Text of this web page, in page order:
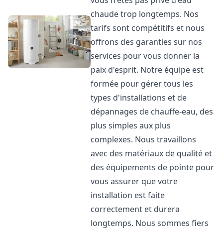
chaude trop longtemps. Nos
tarifs sont compétitifs et nous
offrons des garanties sur nos
services pour vous donner la
paix d'esprit. Notre équipe est
formée pour gérer tous les
types d'installations et de
dépannages de chauffe-eau, des
plus simples aux plus
complexes. Nous travaillons
avec des matériaux de qualité et
des équipements de pointe pour
vous assurer que votre
installation est faite
correctement et durera
longtemps. Nous sommes fiers